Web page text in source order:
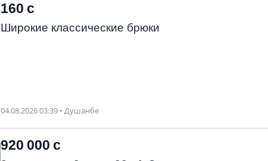
160 с
Широкие классические брюки
04.08.2026 03:39 • Душанбе
920 000 с